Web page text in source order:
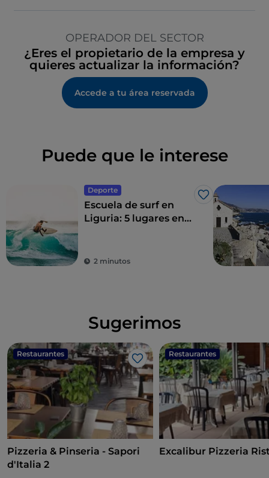
OPERADOR DEL SECTOR
¿Eres el propietario de la empresa y
quieres actualizar la información?
Accede a tu área reservada
Puede que le interese
Deporte
Me gusta
Escuela de surf en
Liguria: 5 lugares en
2 minutos
Sugerimos
Restaurantes
Me gusta
Pizzeria & Pinseria - Sapori
d'Italia 2
Restaurantes
Excalibur Pizzeria